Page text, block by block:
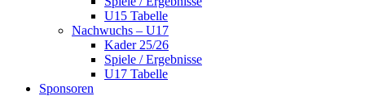
U15 Tabelle
Nachwuchs – U17
Kader 25/26
Spiele / Ergebnisse
U17 Tabelle
Sponsoren